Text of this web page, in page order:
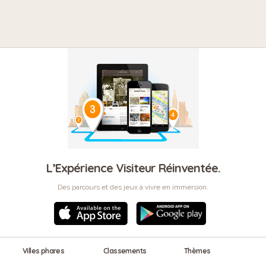
L’Expérience Visiteur Réinventée.
Des parcours et des jeux à vivre en immersion.
Villes phares Classements Thèmes